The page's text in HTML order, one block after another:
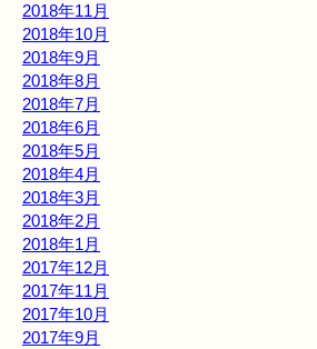
2018年11月
2018年10月
2018年9月
2018年8月
2018年7月
2018年6月
2018年5月
2018年4月
2018年3月
2018年2月
2018年1月
2017年12月
2017年11月
2017年10月
2017年9月